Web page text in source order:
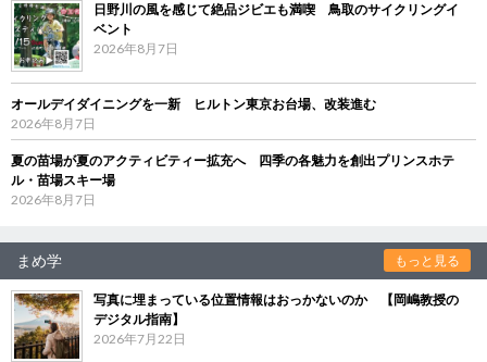
日野川の風を感じて絶品ジビエも満喫 鳥取のサイクリングイ
ベント
2026年8月7日
オールデイダイニングを一新 ヒルトン東京お台場、改装進む
2026年8月7日
夏の苗場が夏のアクティビティー拡充へ 四季の各魅力を創出プリンスホテ
ル・苗場スキー場
2026年8月7日
まめ学 もっと見る
写真に埋まっている位置情報はおっかないのか 【岡嶋教授の
デジタル指南】
2026年7月22日